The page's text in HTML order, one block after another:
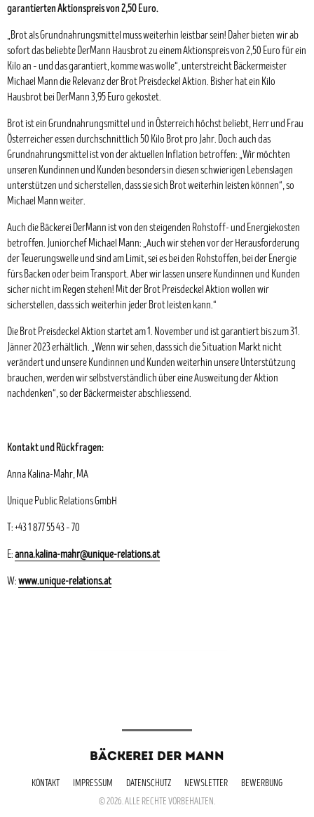
garantierten Aktionspreis von 2,50 Euro.
„Brot als Grundnahrungsmittel muss weiterhin leistbar sein! Daher bieten wir ab
sofort das beliebte DerMann Hausbrot zu einem Aktionspreis von 2,50 Euro für ein
Kilo an – und das garantiert, komme was wolle“, unterstreicht Bäckermeister
Michael Mann die Relevanz der Brot Preisdeckel Aktion. Bisher hat ein Kilo
Hausbrot bei DerMann 3,95 Euro gekostet.
Brot ist ein Grundnahrungsmittel und in Österreich höchst beliebt, Herr und Frau
Österreicher essen durchschnittlich 50 Kilo Brot pro Jahr. Doch auch das
Grundnahrungsmittel ist von der aktuellen Inflation betroffen: „Wir möchten
unseren Kundinnen und Kunden besonders in diesen schwierigen Lebenslagen
unterstützen und sicherstellen, dass sie sich Brot weiterhin leisten können“, so
Michael Mann weiter.
Auch die Bäckerei DerMann ist von den steigenden Rohstoff- und Energiekosten
betroffen. Juniorchef Michael Mann: „Auch wir stehen vor der Herausforderung
der Teuerungswelle und sind am Limit, sei es bei den Rohstoffen, bei der Energie
fürs Backen oder beim Transport. Aber wir lassen unsere Kundinnen und Kunden
sicher nicht im Regen stehen! Mit der Brot Preisdeckel Aktion wollen wir
sicherstellen, dass sich weiterhin jeder Brot leisten kann.“
Die Brot Preisdeckel Aktion startet am 1. November und ist garantiert bis zum 31.
Jänner 2023 erhältlich. „Wenn wir sehen, dass sich die Situation Markt nicht
verändert und unsere Kundinnen und Kunden weiterhin unsere Unterstützung
brauchen, werden wir selbstverständlich über eine Ausweitung der Aktion
nachdenken“, so der Bäckermeister abschliessend.
Kontakt und Rückfragen:
Anna Kalina-Mahr, MA
Unique Public Relations GmbH
T: +43 1 877 55 43 – 70
E:anna.kalina-mahr@unique-relations.at
W:www.unique-relations.at
BÄCKEREI DER MANN
KONTAKT IMPRESSUM DATENSCHUTZ NEWSLETTER
BEWERBUNG
© 2026. ALLE RECHTE VORBEHALTEN.